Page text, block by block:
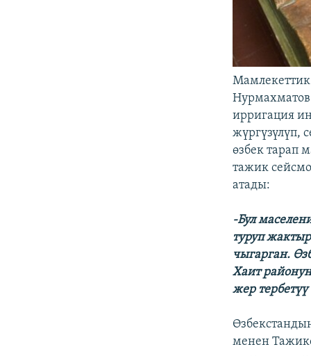
ирригация
жүргүзүлүп,
өзбек тарап
тажик
атады:
-Бул
туруп
чыгарган.
Хаит
жер тербетүү
менен